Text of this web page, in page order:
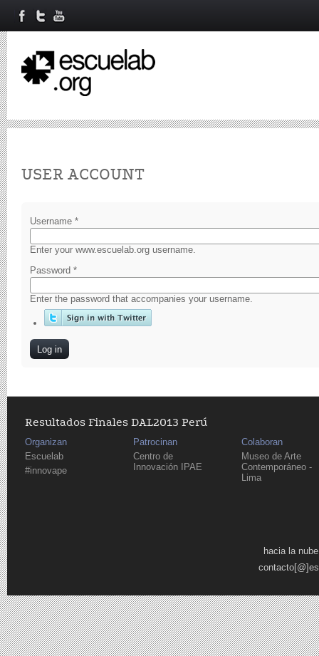
USER ACCOUNT
Username *
Enter your www.escuelab.org username.
Password *
Enter the password that accompanies your username.
Resultados Finales DAL2013 Perú
Organizan
Escuelab
#innovape
Patrocinan
Centro de
Innovación IPAE
Colaboran
Museo de Arte
Contemporáneo -
Lima
hacia la